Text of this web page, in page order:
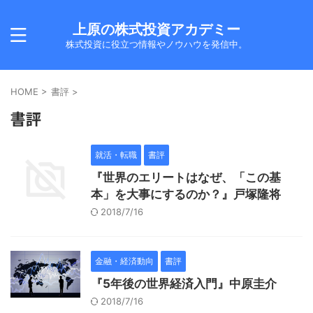
上原の株式投資アカデミー
株式投資に役立つ情報やノウハウを発信中。
HOME > 書評 >
書評
就活・転職 書評
『世界のエリートはなぜ、「この基
本」を大事にするのか？』戸塚隆将
2018/7/16
金融・経済動向 書評
『5年後の世界経済入門』中原圭介
2018/7/16